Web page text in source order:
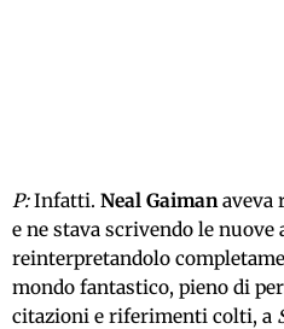
P:Infatti. Neal Gaiman aveva
e ne stava scrivendo le nuove
reinterpretandolo
mondo fantastico, pieno di
citazioni e riferimenti colti, a